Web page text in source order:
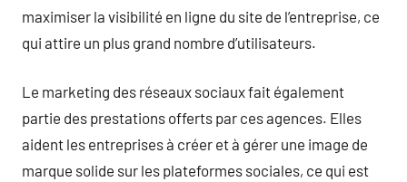
maximiser la visibilité en ligne du site de l’entreprise, ce
qui attire un plus grand nombre d’utilisateurs.
Le marketing des réseaux sociaux fait également
partie des prestations offerts par ces agences. Elles
aident les entreprises à créer et à gérer une image de
marque solide sur les plateformes sociales, ce qui est